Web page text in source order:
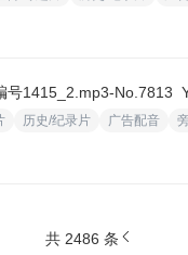
号1415_2.mp3-No.7813
历史/纪录片 广告配音
共 2486 条